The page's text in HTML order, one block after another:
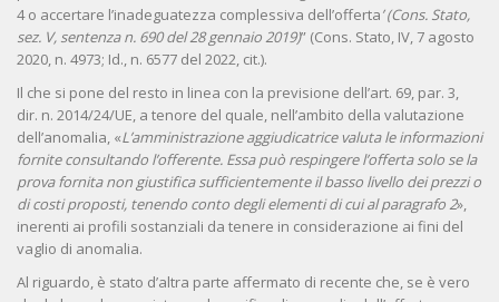
4 o accertare l’inadeguatezza complessiva dell’offerta (Cons. Stato,
sez. V, sentenza n. 690 del 28 gennaio 2019)” (Cons. Stato, IV, 7 agosto
2020, n. 4973; Id., n. 6577 del 2022, cit.).
Il che si pone del resto in linea con la previsione dell’art. 69, par. 3,
dir. n. 2014/24/UE, a tenore del quale, nell’ambito della valutazione
dell’anomalia, «L’amministrazione aggiudicatrice valuta le informazioni
fornite consultando l’offerente. Essa può respingere l’offerta solo se la
prova fornita non giustifica sufficientemente il basso livello dei prezzi o
di costi proposti, tenendo conto degli elementi di cui al paragrafo 2»,
inerenti ai profili sostanziali da tenere in considerazione ai fini del
vaglio di anomalia.
Al riguardo, è stato d’altra parte affermato di recente che, se è vero